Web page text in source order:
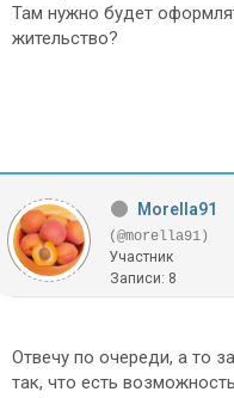
Там нужно будет
жительство?
Morella91
(@morella91)
Участник
Записи: 8
Отвечу по очереди, а то
так, что есть